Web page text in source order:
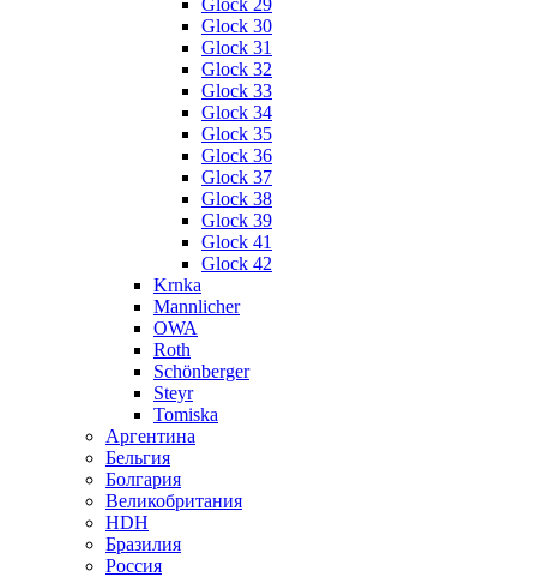
Glock 30
Glock 31
Glock 32
Glock 33
Glock 34
Glock 35
Glock 36
Glock 37
Glock 38
Glock 39
Glock 41
Glock 42
Krnka
Mannlicher
OWA
Roth
Schönberger
Steyr
Tomiska
Аргентина
Бельгия
Болгария
Великобритания
HDH
Бразилия
Россия